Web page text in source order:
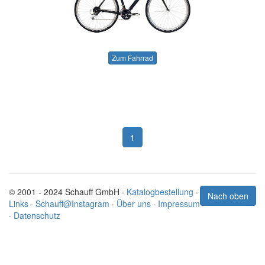
Zum Fahrrad
1
Nach oben
© 2001 - 2024 Schauff GmbH · Katalogbestellung ·
Links · Schauff@Instagram · Über uns · Impressum
· Datenschutz